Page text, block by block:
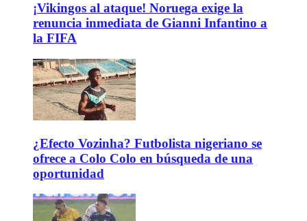
¡Vikingos al ataque! Noruega exige la
renuncia inmediata de Gianni Infantino a
la FIFA
¿Efecto Vozinha? Futbolista nigeriano se
ofrece a Colo Colo en búsqueda de una
oportunidad